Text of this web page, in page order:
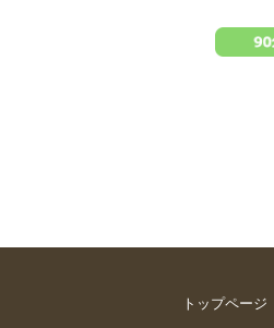
トップページ